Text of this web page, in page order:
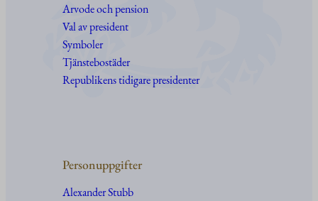
Arvode och pension
Val av president
Symboler
Tjänstebostäder
Republikens tidigare presidenter
Personuppgifter
Alexander Stubb